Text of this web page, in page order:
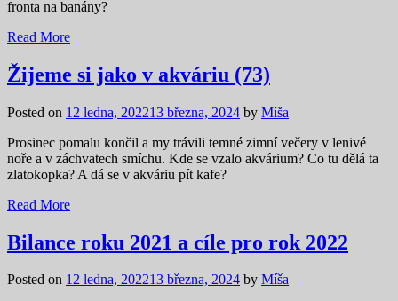
fronta na banány?
Read More
Žijeme si jako v akváriu (73)
Posted on 12 ledna, 202213 března, 2024 by Míša
Prosinec pomalu končil a my trávili temné zimní večery v lenivé
noře a v záchvatech smíchu. Kde se vzalo akvárium? Co tu dělá ta
zlatokopka? A dá se v akváriu pít kafe?
Read More
Bilance roku 2021 a cíle pro rok 2022
Posted on 12 ledna, 202213 března, 2024 by Míša